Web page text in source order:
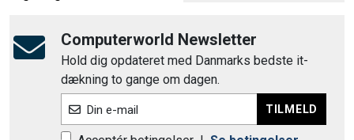
Computerworld Newsletter
Hold dig opdateret med Danmarks bedste it-
dækning to gange om dagen.
Din e-mail TILMELD